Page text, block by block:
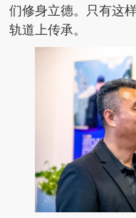
们修身立德。只有这
轨道上传承。